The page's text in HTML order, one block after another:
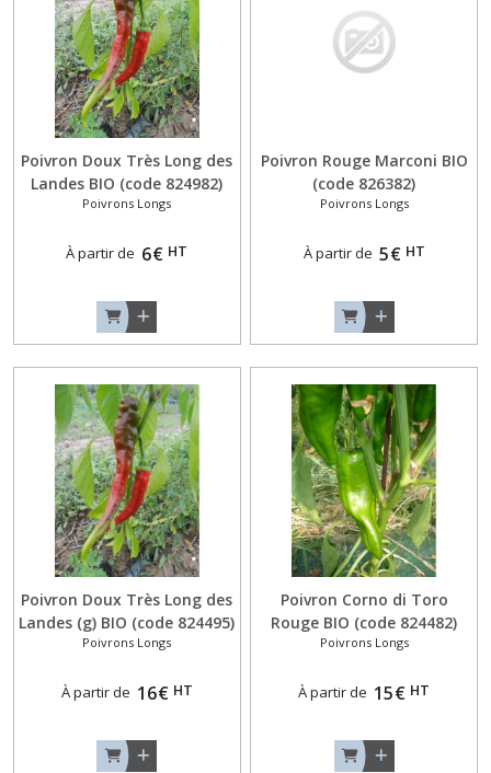
Poivron Doux Très Long des
Landes BIO (code 824982)
Poivrons Longs
À partir de 6€ HT
Poivron Rouge Marconi BIO
(code 826382)
Poivrons Longs
À partir de 5€ HT
Poivron Doux Très Long des
Landes (g) BIO (code 824495)
Poivrons Longs
À partir de 16€ HT
Poivron Corno di Toro
Rouge BIO (code 824482)
Poivrons Longs
À partir de 15€ HT
Aubergines
Originales
(4)
Aubergines
Zébrées
ou
Violettes
(4)
Concombres
Concombres
Lisses
(4)
Concombres
Originaux,
Angourie
et
Métulon
(7)
Cornichons